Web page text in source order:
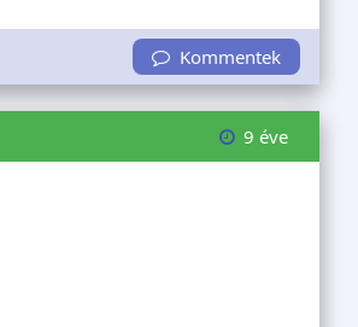
Kommentek
9 éve